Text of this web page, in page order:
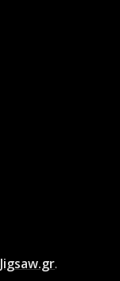
Jigsaw.gr.